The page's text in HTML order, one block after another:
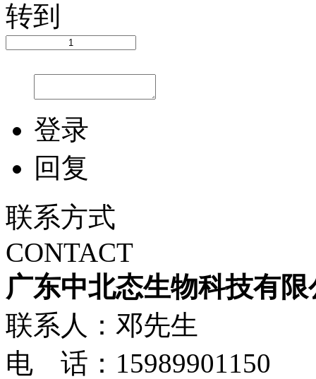
转到
登录
回复
联系方式
CONTACT
广东中北态生物科技有限
联系人：邓先生
电 话：15989901150